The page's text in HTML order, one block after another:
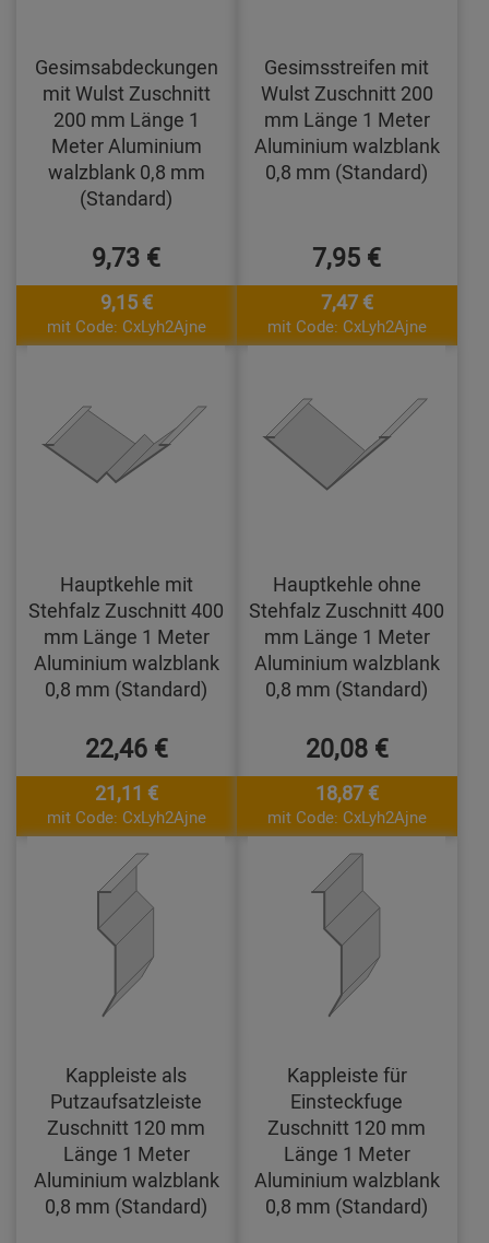
Gesimsabdeckungen
mit Wulst Zuschnitt
200 mm Länge 1
Meter Aluminium
walzblank 0,8 mm
(Standard)
9,73 €
9,15 €
mit Code: CxLyh2Ajne
Gesimsstreifen mit
Wulst Zuschnitt 200
mm Länge 1 Meter
Aluminium walzblank
0,8 mm (Standard)
7,95 €
7,47 €
mit Code: CxLyh2Ajne
Hauptkehle mit
Stehfalz Zuschnitt 400
mm Länge 1 Meter
Aluminium walzblank
0,8 mm (Standard)
22,46 €
21,11 €
mit Code: CxLyh2Ajne
Hauptkehle ohne
Stehfalz Zuschnitt 400
mm Länge 1 Meter
Aluminium walzblank
0,8 mm (Standard)
20,08 €
18,87 €
mit Code: CxLyh2Ajne
Kappleiste als
Putzaufsatzleiste
Zuschnitt 120 mm
Länge 1 Meter
Aluminium walzblank
0,8 mm (Standard)
Kappleiste für
Einsteckfuge
Zuschnitt 120 mm
Länge 1 Meter
Aluminium walzblank
0,8 mm (Standard)